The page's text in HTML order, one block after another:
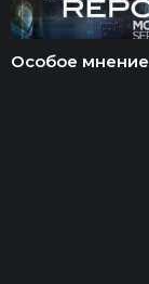
Особое мнение